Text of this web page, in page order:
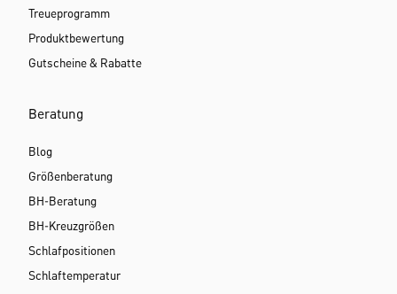
Treueprogramm
Produktbewertung
Gutscheine & Rabatte
Beratung
Blog
Größenberatung
BH-Beratung
BH-Kreuzgrößen
Schlafpositionen
Schlaftemperatur